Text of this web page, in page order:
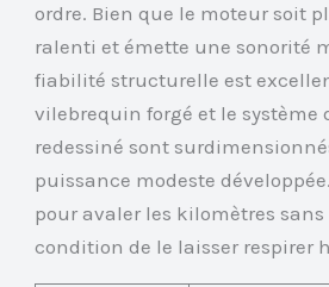
ordre. Bien que le moteur soit
ralenti et émette une sonorité
fiabilité structurelle est
vilebrequin forgé et le système
redessiné sont
puissance modeste
pour avaler les kilomètres sans
condition de le laisser respirer